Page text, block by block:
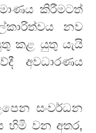
කිරීමටත්
නව
කළ යුතු යැයි
අවධාරණය
සංවර්ධන
හිමි වන අතර,